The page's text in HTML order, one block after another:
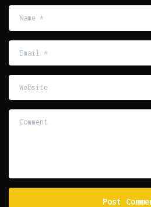
*
Website